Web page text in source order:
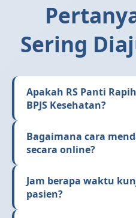
Sering
Apakah RS Panti
BPJS Kesehatan?
Bagaimana cara
secara online?
Jam berapa waktu
pasien?